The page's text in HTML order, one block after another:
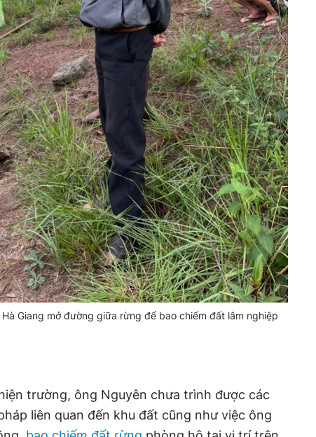
Giang mở đường giữa rừng để bao chiếm đất lâm nghiệp
trường, ông Nguyên chưa trình được các
liên quan đến khu đất cũng như việc ông